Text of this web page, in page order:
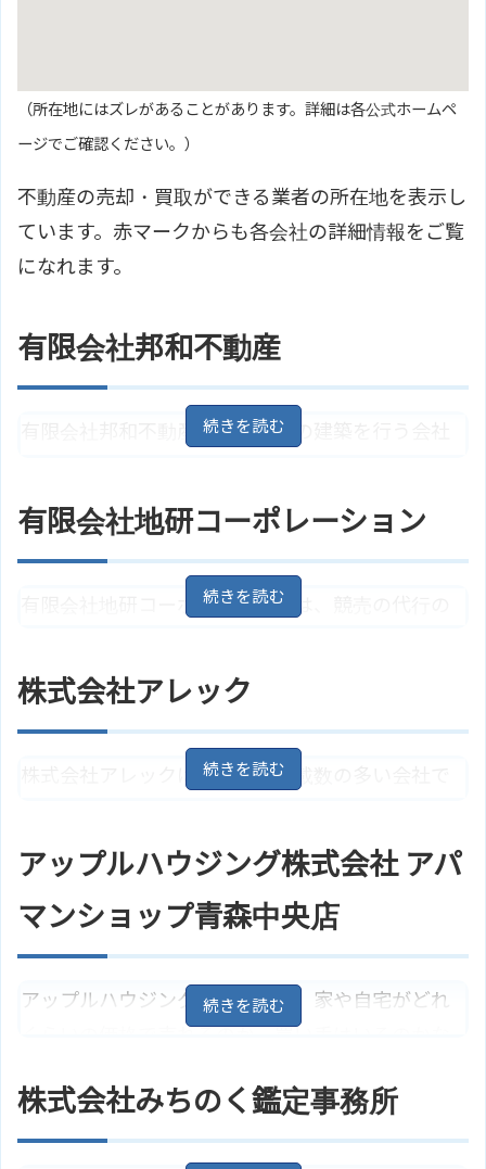
（所在地にはズレがあることがあります。詳細は各公式ホームペ
ージでご確認ください。）
不動産の売却・買取ができる業者の所在地を表示し
ています。赤マークからも各会社の詳細情報をご覧
になれます。
有限会社邦和不動産
有限会社邦和不動産は一戸建ての建築を行う会社
も詳しいので、住宅ローンの返済に困った場合に
相談できます。
青森県青森市大字新城字平岡320
－6地図
ホームページ 有限会社邦和不動産のサイトはこ
ちら
有限会社地研コーポレーション
有限会社地研コーポレーションは、競売の代行の
買取にも対応しています。
住所
青森県青森市千富町1丁目4－12
地図
ＪＲ奥羽本線「青森駅」から徒歩1
サイトはこちら
株式会社アレック
株式会社アレックは、物件の掲載数の多い会社で
ットーにしています。
住所
青森県青森市大字浜田字豊田362
－1地図
アクセス
り徒歩1分
株式会社アレックのサイトはこち
アップルハウジング株式会社 アパ
マンショップ青森中央店
アップルハウジング株式会社は、家や自宅がどれ
す。とりあえずの査定などにも快く対応してくれま
す。
株式会社みちのく鑑定事務所